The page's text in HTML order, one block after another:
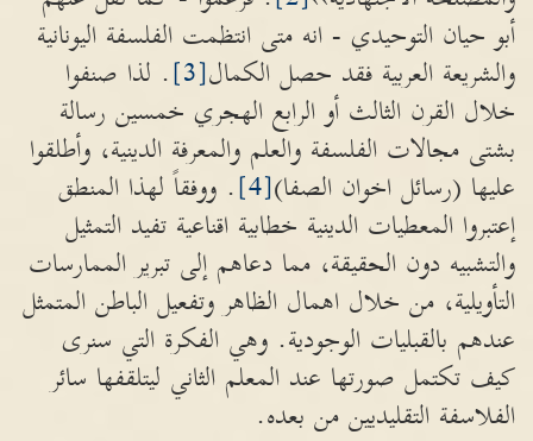
أبو حيان التوحيدي - انه متى انتظمت الفلسفة اليونانية
والشريعة العربية فقد حصل الكمال[3]
. لذا صنفوا
خلال القرن الثالث أو الرابع الهجري خمسين رسالة
بشتى مجالات الفلسفة والعلم والمعرفة الدينية، وأطلقوا
عليها (رسائل اخوان الصفا)[4]
. ووفقاً لهذا المنطق
إعتبروا المعطيات الدينية خطابية اقناعية تفيد التمثيل
والتشبيه دون الحقيقة، مما دعاهم إلى تبرير الممارسات
التأويلية، من خلال اهمال الظاهر وتفعيل الباطن المتمثل
عندهم بالقبليات الوجودية. وهي الفكرة التي سنرى
كيف تكتمل صورتها عند المعلم الثاني ليتلقفها سائر
الفلاسفة التقليديين من بعده.